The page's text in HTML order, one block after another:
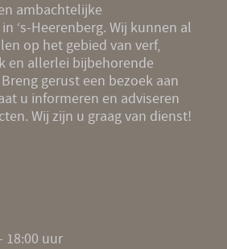
ambachtelijke
‘s-Heerenberg. Wij kunnen al
op het gebied van verf,
en allerlei bijbehorende
Breng gerust een bezoek aan
u informeren en adviseren
Wij zijn u graag van dienst!
18:00 uur